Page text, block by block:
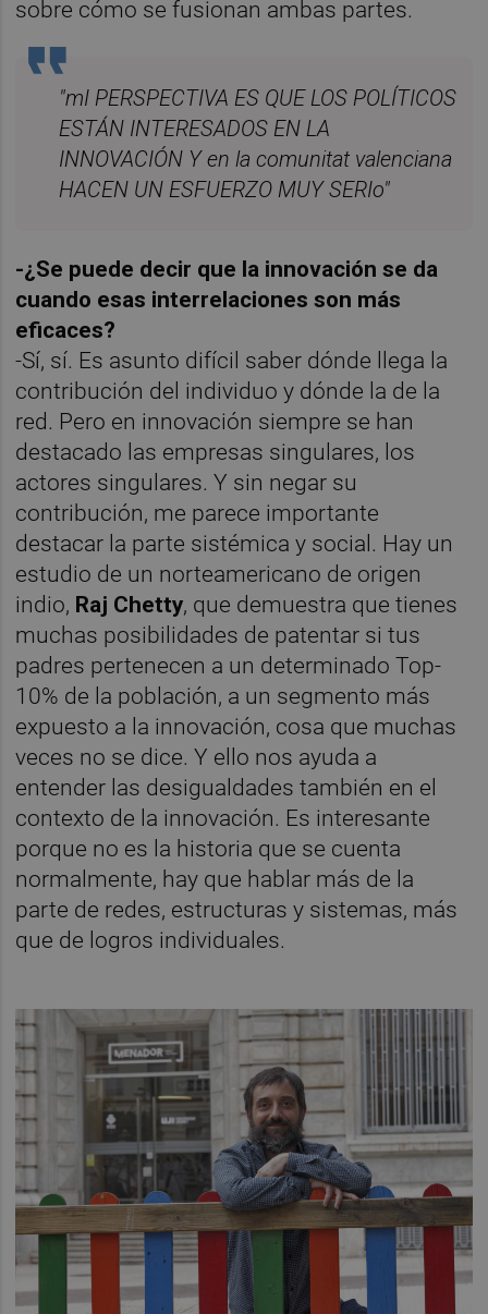
sobre cómo se fusionan ambas partes.
"mI PERSPECTIVA ES QUE LOS POLÍTICOS
ESTÁN INTERESADOS EN LA
INNOVACIÓN Y en la comunitat valenciana
HACEN UN ESFUERZO MUY SERIo"
-¿Se puede decir que la innovación se da
cuando esas interrelaciones son más
eficaces?
-Sí, sí. Es asunto difícil saber dónde llega la
contribución del individuo y dónde la de la
red. Pero en innovación siempre se han
destacado las empresas singulares, los
actores singulares. Y sin negar su
contribución, me parece importante
destacar la parte sistémica y social. Hay un
estudio de un norteamericano de origen
indio, Raj Chetty, que demuestra que tienes
muchas posibilidades de patentar si tus
padres pertenecen a un determinado Top-
10% de la población, a un segmento más
expuesto a la innovación, cosa que muchas
veces no se dice. Y ello nos ayuda a
entender las desigualdades también en el
contexto de la innovación. Es interesante
porque no es la historia que se cuenta
normalmente, hay que hablar más de la
parte de redes, estructuras y sistemas, más
que de logros individuales.